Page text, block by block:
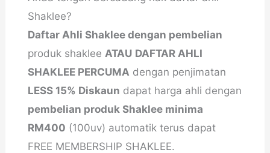
Shaklee?
Daftar Ahli Shaklee dengan pembelian
produk shaklee ATAU DAFTAR AHLI
SHAKLEE PERCUMA dengan penjimatan
LESS 15% Diskaun dapat harga ahli dengan
pembelian produk Shaklee minima
RM400 (100uv) automatik terus dapat
FREE MEMBERSHIP SHAKLEE.